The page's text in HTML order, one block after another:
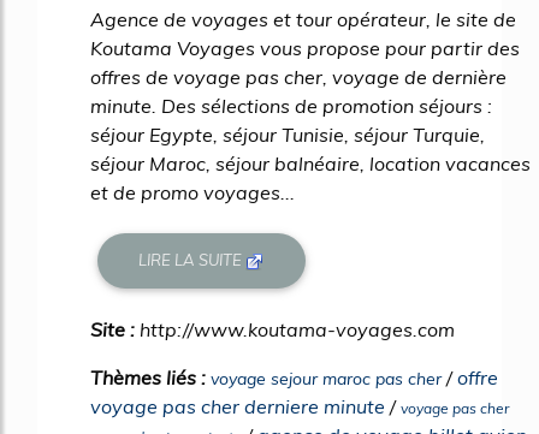
Agence de voyages et tour opérateur, le site de
Koutama Voyages vous propose pour partir des
offres de voyage pas cher, voyage de dernière
minute. Des sélections de promotion séjours :
séjour Egypte, séjour Tunisie, séjour Turquie,
séjour Maroc, séjour balnéaire, location vacances
et de promo voyages...
LIRE LA SUITE
Site : http://www.koutama-voyages.com
Thèmes liés : voyage sejour maroc pas cher/offre
voyage pas cher derniere minute / voyage pas cher